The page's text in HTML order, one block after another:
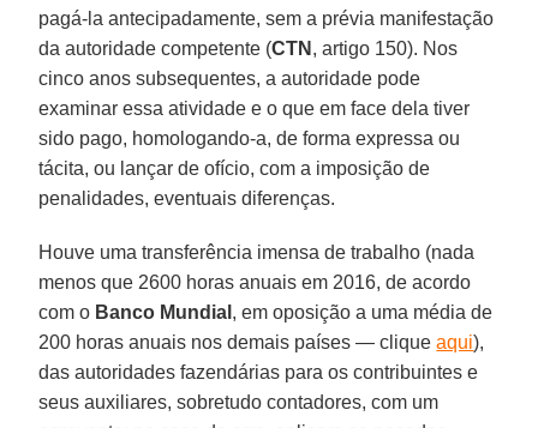
pagá-la antecipadamente, sem a prévia manifestação
da autoridade competente (CTN , artigo 150). Nos
cinco anos subsequentes, a autoridade pode
examinar essa atividade e o que em face dela tiver
sido pago, homologando-a, de forma expressa ou
tácita, ou lançar de ofício, com a imposição de
penalidades, eventuais diferenças.
Houve uma transferência imensa de trabalho (nada
menos que 2600 horas anuais em 2016, de acordo
com o Banco Mundial , em oposição a uma média de
200 horas anuais nos demais países — cliqueaqui),
das autoridades fazendárias para os contribuintes e
seus auxiliares, sobretudo contadores, com um